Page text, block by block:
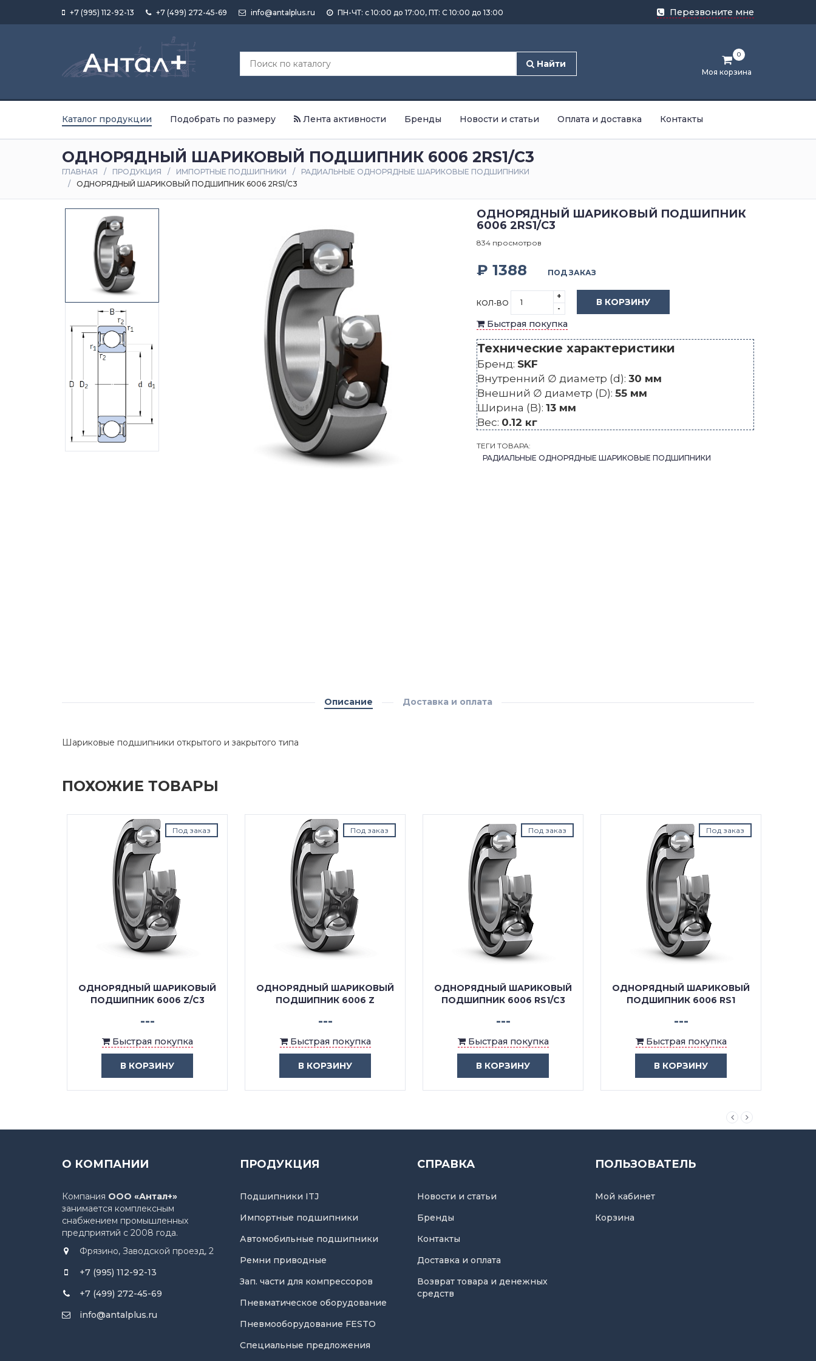
+7 (995) 112-92-13 +7 (499) 272-45-69 info@antalplus.ru ПН-ЧТ: с 10:00 до 17:00, ПТ: С 10:00 до 13:00 Перезвоните мне
Найти
Моя корзина
0
Каталог продукции Подобрать по размеру Лента активности Бренды Новости и статьи Оплата и доставка Контакты
ОДНОРЯДНЫЙ ШАРИКОВЫЙ ПОДШИПНИК 6006 2RS1/C3
ГЛАВНАЯ ПРОДУКЦИЯ ИМПОРТНЫЕ ПОДШИПНИКИ
РАДИАЛЬНЫЕ ОДНОРЯДНЫЕ ШАРИКОВЫЕ ПОДШИПНИКИ
ОДНОРЯДНЫЙ ШАРИКОВЫЙ ПОДШИПНИК 6006 2RS1/C3
ОДНОРЯДНЫЙ ШАРИКОВЫЙ ПОДШИПНИК
6006 2RS1/C3
834 просмотров
₽ 1388 ПОД ЗАКАЗ
КОЛ-ВО
+
-
В КОРЗИНУ
Быстрая покупка
Технические характеристики
Бренд: SKF
Внутренний ∅ диаметр (d): 30 мм
Внешний ∅ диаметр (D): 55 мм
Ширина (B): 13 мм
Вес: 0.12 кг
ТЕГИ ТОВАРА:
РАДИАЛЬНЫЕ ОДНОРЯДНЫЕ ШАРИКОВЫЕ ПОДШИПНИКИ
Описание Доставка и оплата
Шариковые подшипники открытого и закрытого типа
ПОХОЖИЕ ТОВАРЫ
Под заказ
ОДНОРЯДНЫЙ ШАРИКОВЫЙ
ПОДШИПНИК 6006 Z/C3
---
Быстрая покупка
В КОРЗИНУ
Под заказ
ОДНОРЯДНЫЙ ШАРИКОВЫЙ
ПОДШИПНИК 6006 Z
---
Быстрая покупка
В КОРЗИНУ
Под заказ
ОДНОРЯДНЫЙ ШАРИКОВЫЙ
ПОДШИПНИК 6006 RS1/C3
---
Быстрая покупка
В КОРЗИНУ
Под заказ
ОДНОРЯДНЫЙ ШАРИКОВЫЙ
ПОДШИПНИК 6006 RS1
---
Быстрая покупка
В КОРЗИНУ
О КОМПАНИИ
Компания ООО «Антал+»
занимается комплексным
снабжением промышленных
предприятий с 2008 года.
Фрязино, Заводской проезд, 2
+7 (995) 112-92-13
+7 (499) 272-45-69
info@antalplus.ru
ПРОДУКЦИЯ
Подшипники ITJ
Импортные подшипники
Автомобильные подшипники
Ремни приводные
Зап. части для компрессоров
Пневматическое оборудование
Пневмооборудование FESTO
Специальные предложения
СПРАВКА
Новости и статьи
Бренды
Контакты
Доставка и оплата
Возврат товара и денежных
средств
ПОЛЬЗОВАТЕЛЬ
Мой кабинет
Корзина